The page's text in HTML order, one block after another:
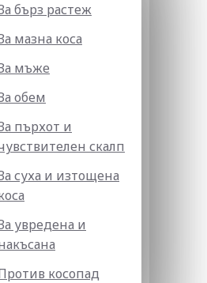
бърз растеж
мазна коса
мъже
обем
пърхот и
скалп
суха и изтощена
увредена и
косопад